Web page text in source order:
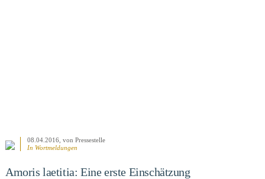
08.04.2016 , von Pressestelle
In Wortmeldungen
Amoris laetitia: Eine erste Einschätzung